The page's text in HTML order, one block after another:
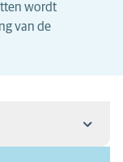
wordt
van de